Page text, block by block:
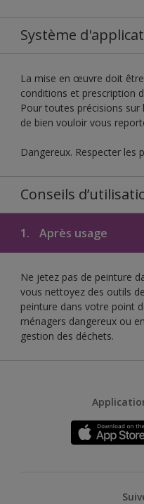
Système
La mise en œuvre doit
conditions et prescription
Pour toutes précisions
de bien vouloir vous
Dangereux. Respecter les
Conseils
1. Après usage
Ne jetez pas de peinture
vous nettoyez des outils
peinture dans votre point
ménagers dangereux ou
gestion des déchets.